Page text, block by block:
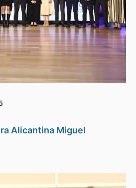
Alicantina Miguel